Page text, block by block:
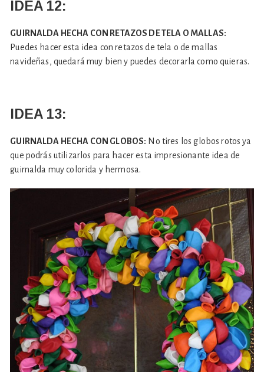
IDEA 12:
GUIRNALDA HECHA CON RETAZOS DE TELA O MALLAS:
Puedes hacer esta idea con retazos de tela o de mallas
navideñas, quedará muy bien y puedes decorarla como quieras.
IDEA 13:
GUIRNALDA HECHA CON GLOBOS: No tires los globos rotos ya
que podrás utilizarlos para hacer esta impresionante idea de
guirnalda muy colorida y hermosa.